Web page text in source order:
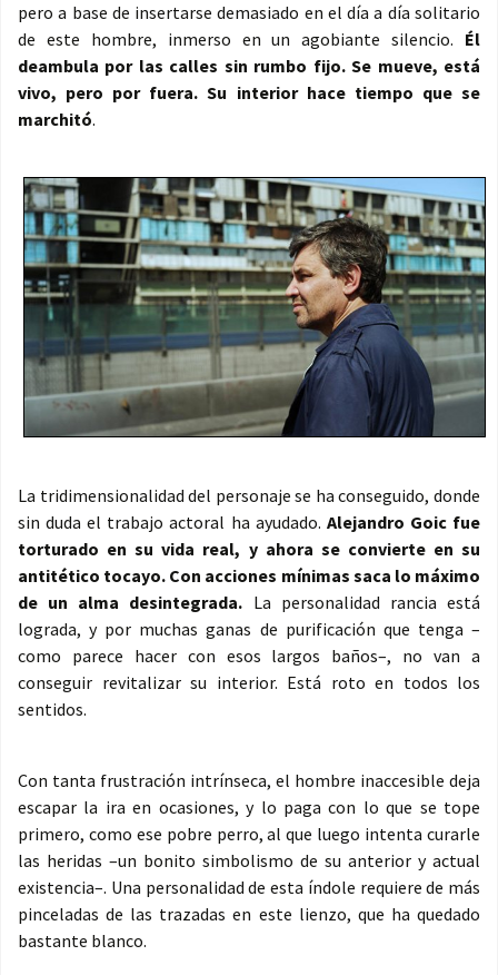
pero a base de insertarse demasiado en el día a día solitario
de este hombre, inmerso en un agobiante silencio. Él
deambula por las calles sin rumbo fijo. Se mueve, está
vivo, pero por fuera. Su interior hace tiempo que se
marchitó.
La tridimensionalidad del personaje se ha conseguido, donde
sin duda el trabajo actoral ha ayudado. Alejandro Goic fue
torturado en su vida real, y ahora se convierte en su
antitético tocayo. Con acciones mínimas saca lo máximo
de un alma desintegrada. La personalidad rancia está
lograda, y por muchas ganas de purificación que tenga –
como parece hacer con esos largos baños–, no van a
conseguir revitalizar su interior. Está roto en todos los
sentidos.
Con tanta frustración intrínseca, el hombre inaccesible deja
escapar la ira en ocasiones, y lo paga con lo que se tope
primero, como ese pobre perro, al que luego intenta curarle
las heridas –un bonito simbolismo de su anterior y actual
existencia–. Una personalidad de esta índole requiere de más
pinceladas de las trazadas en este lienzo, que ha quedado
bastante blanco.